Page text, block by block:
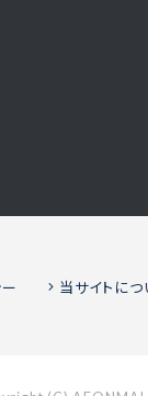
当サイトにつ